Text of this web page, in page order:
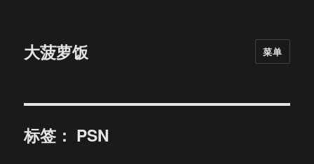
大菠萝饭 菜单
标签： PSN